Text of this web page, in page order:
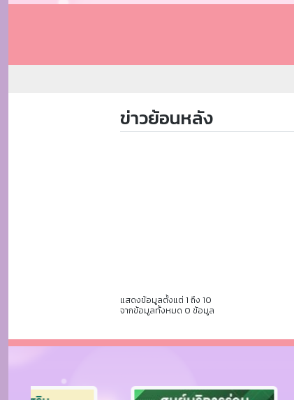
ข่าวย้อนหลัง
แสดงข้อมูลตั้งแต่ 1 ถึง 10
จากข้อมูลทั้งหมด 0 ข้อมูล